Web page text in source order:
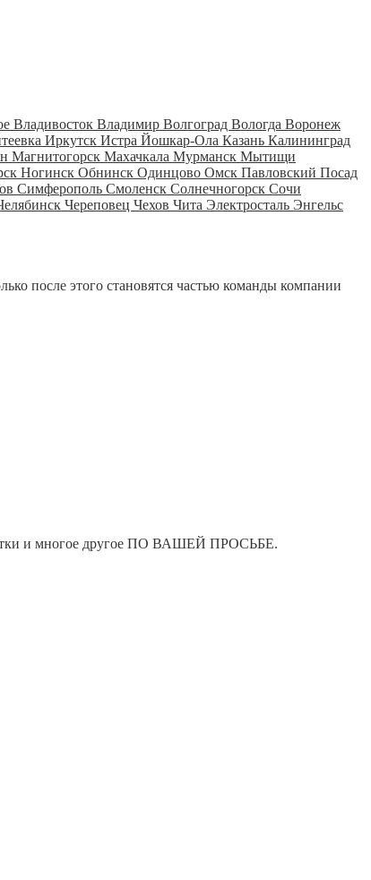
Владивосток Владимир Волгоград Вологда Воронеж
Иркутск Истра Йошкар-Ола Казань Калининград
Магнитогорск Махачкала Мурманск Мытищи
Ногинск Обнинск Одинцово Омск Павловский Посад
Симферополь Смоленск Солнечногорск Сочи
Череповец Чехов Чита Электросталь Энгельс
после этого становятся частью команды компании
и многое другое ПО ВАШЕЙ ПРОСЬБЕ.